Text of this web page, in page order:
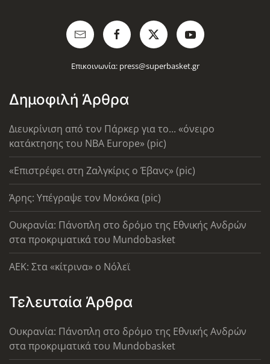
Επικοινωνία: press@superbasket.gr
Δημοφιλή Άρθρα
Διευκρίνιση από τον Πάρκερ για το... «όνειρο
κατάκτησης του ΝΒΑ Europe» (pic)
«Επιστρέφει στη Ζαλγκίρις ο Έβανς» (pic)
Άρης: Υπέγραψε τον Μοκόκα (pic)
Ουκρανία: Πάνοπλη στο δρόμο της Εθνικής Ανδρών
στα προκριματικά του Mundobasket
AEK: Στα «κίτρινα» ο Νόλεϊ
Τελευταία Άρθρα
Ουκρανία: Πάνοπλη στο δρόμο της Εθνικής Ανδρών
στα προκριματικά του Mundobasket